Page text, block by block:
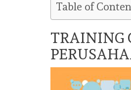
Table of
TRAINING